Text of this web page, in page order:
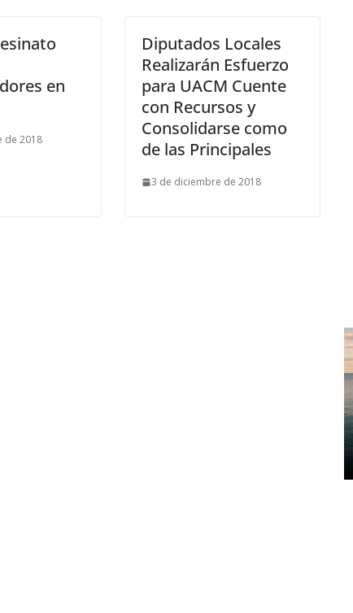
en
de 2018
Diputados Locales
Realizarán Esfuerzo
para UACM Cuente
con Recursos y
Consolidarse como
de las Principales
3 de diciembre de 2018